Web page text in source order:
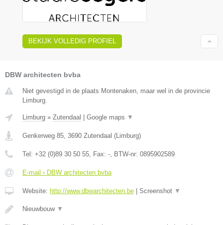
BEKIJK VOLLEDIG PROFIEL
DBW architecten bvba
Niet gevestigd in de plaats Montenaken, maar wel in de provincie
Limburg.
Limburg » Zutendaal Google maps ▼
Genkerweg 85 3690 Zutendaal ( Limburg)
Tel: +32 (0)89 30 50 55 , Fax: - , BTW-nr: 0895902589
E-mail › DBW architecten bvba
Website: http://www.dbwarchitecten.be Screenshot ▼
Nieuwbouw ▼